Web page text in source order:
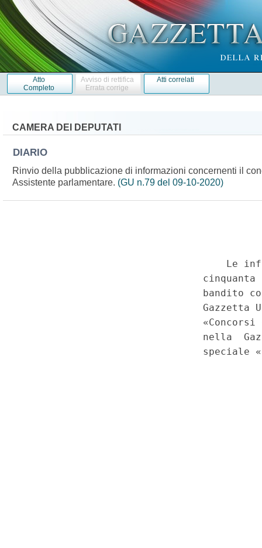
Atto
Completo
Avviso di rettifica
Errata corrige
Atti correlati
CAMERA DEI DEPUTATI
DIARIO
Rinvio della pubblicazione di informazioni concernenti il
Assistente parlamentare. (GU n.79 del 09-10-2020)